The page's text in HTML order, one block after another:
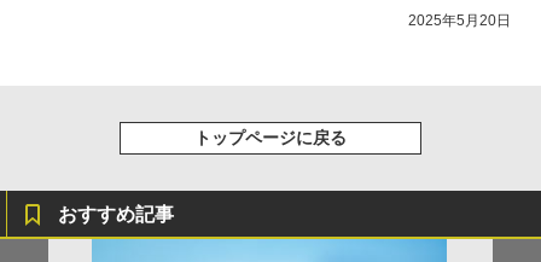
2025年5月20日
トップページに戻る
おすすめ記事